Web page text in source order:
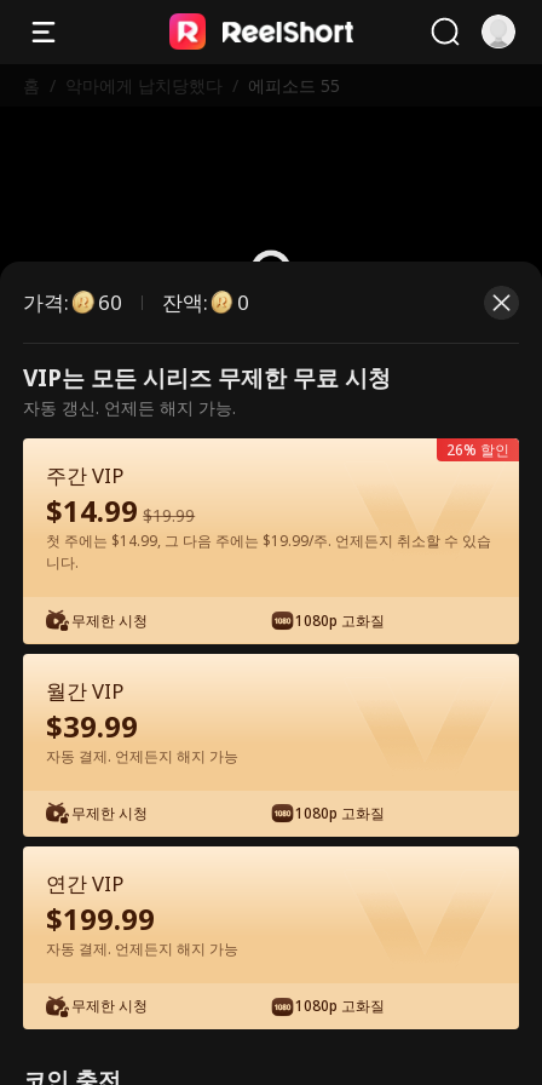
홈 / 악마에게 납치당했다 / 에피소드 55
유료 에피소드입니다. 시청하시려면
잠금을 해제해 주세요.
에피소드 55 - 악마에게 납치당했다 전체
영화
0-49 50-57 모든 에피소드
55
가격: 60 잔액: 0
VIP는 모든 시리즈 무제한 무료 시청
자동 갱신. 언제든 해지 가능.
주간 VIP
$14.99 $19.99
첫 주에는 $14.99, 그 다음 주에는 $19.99/주. 언제든지 취소할 수 있습
니다.
무제한 시청 1080p 고화질
26% 할인
월간 VIP
$39.99
자동 결제. 언제든지 해지 가능
무제한 시청 1080p 고화질
연간 VIP
$199.99
자동 결제. 언제든지 해지 가능
무제한 시청 1080p 고화질